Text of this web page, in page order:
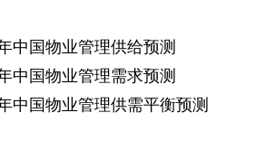
中国物业管理供给预测
中国物业管理需求预测
中国物业管理供需平衡预测